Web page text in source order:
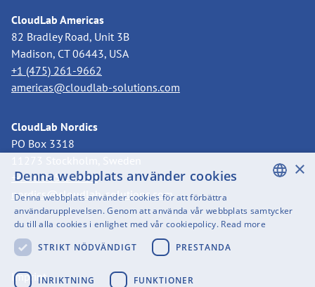
CloudLab Americas
82 Bradley Road, Unit 3B
Madison, CT 06443, USA
+1 (475) 261-9662
americas@cloudlab-solutions.com
CloudLab Nordics
PO Box 3318
+46 8 525 199 50
nordics@cloudlab-solutions.com
Imprint
ENGLISH
SWEDISH
×
Denna webbplats använder cookies
Denna webbplats använder cookies för att förbättra
användarupplevelsen. Genom att använda vår webbplats samtycker
du till alla cookies i enlighet med vår cookiepolicy. Read more
STRIKT NÖDVÄNDIGT
PRESTANDA
INRIKTNING FUNKTIONER